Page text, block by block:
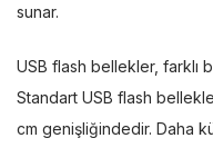
sunar.
USB flash bellekler, farklı
Standart USB flash
cm genişliğindedir. Daha